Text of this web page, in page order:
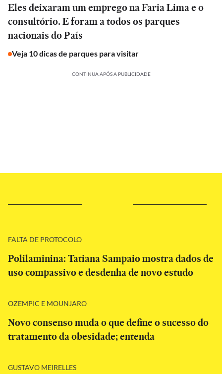
Eles deixaram um emprego na Faria Lima e o
consultório. E foram a todos os parques
nacionais do País
Veja 10 dicas de parques para visitar
CONTINUA APÓS A PUBLICIDADE
FALTA DE PROTOCOLO
Polilaminina: Tatiana Sampaio mostra dados de
uso compassivo e desdenha de novo estudo
OZEMPIC E MOUNJARO
Novo consenso muda o que define o sucesso do
tratamento da obesidade; entenda
GUSTAVO MEIRELLES